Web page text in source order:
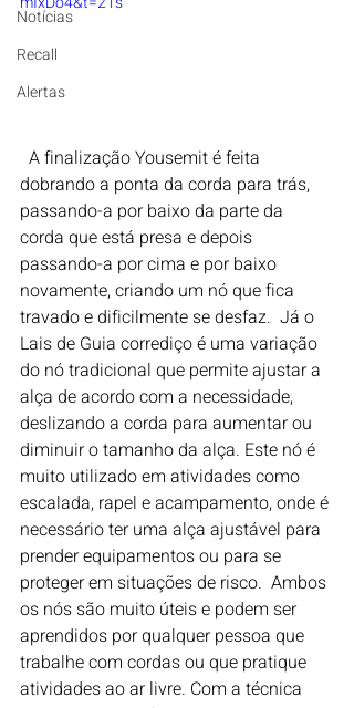
Notícias
Recall
Alertas
dobrando a ponta da corda para trás,
passando-a por baixo da parte da
corda que está presa e depois
passando-a por cima e por baixo
novamente, criando um nó que fica
travado e dificilmente se desfaz.  Já o
Lais de Guia corrediço é uma variação
do nó tradicional que permite ajustar a
alça de acordo com a necessidade,
deslizando a corda para aumentar ou
diminuir o tamanho da alça. Este nó é
muito utilizado em atividades como
escalada, rapel e acampamento, onde é
necessário ter uma alça ajustável para
prender equipamentos ou para se
proteger em situações de risco.  Ambos
os nós são muito úteis e podem ser
aprendidos por qualquer pessoa que
trabalhe com cordas ou que pratique
atividades ao ar livre. Com a técnica